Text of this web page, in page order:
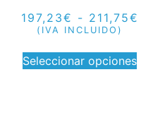
197,23€ - 211,75€
(IVA INCLUIDO)
Seleccionar opciones